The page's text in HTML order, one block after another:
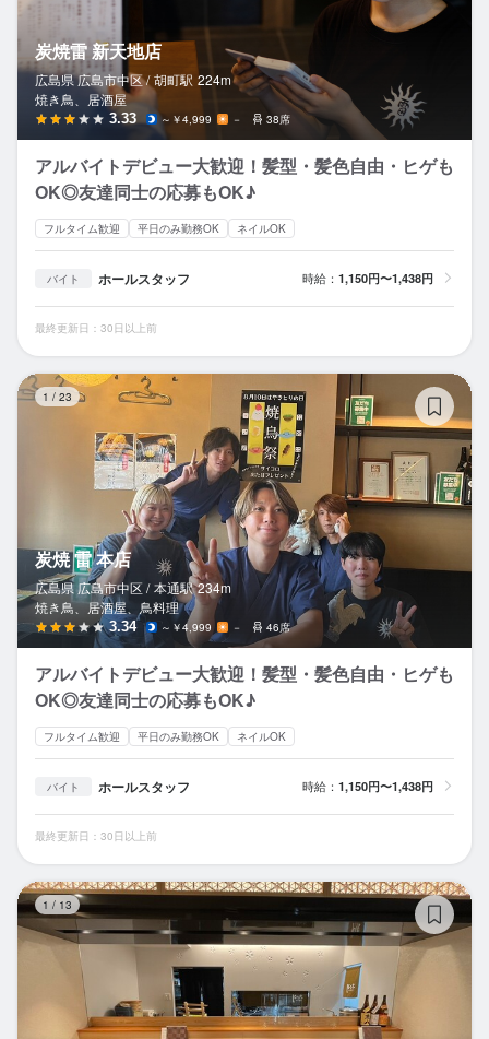
炭焼雷 新天地店
広島県 広島市中区 / 胡町駅 224m
焼き鳥、居酒屋
3.33 ～￥4,999 － 38席
アルバイトデビュー大歓迎！髪型・髪色自由・ヒゲも
OK◎友達同士の応募もOK♪
フルタイム歓迎 平日のみ勤務OK ネイルOK
バイト ホールスタッフ 時給： 1,150円〜1,438円
最終更新日：30日以上前
1 / 23
炭焼 雷 本店
広島県 広島市中区 / 本通駅 234m
焼き鳥、居酒屋、鳥料理
3.34 ～￥4,999 － 46席
アルバイトデビュー大歓迎！髪型・髪色自由・ヒゲも
OK◎友達同士の応募もOK♪
フルタイム歓迎 平日のみ勤務OK ネイルOK
バイト ホールスタッフ 時給： 1,150円〜1,438円
最終更新日：30日以上前
1 / 13